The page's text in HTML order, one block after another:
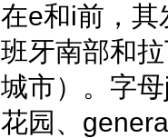
在e和i前，其
班牙南部和
城市）。字
花园、